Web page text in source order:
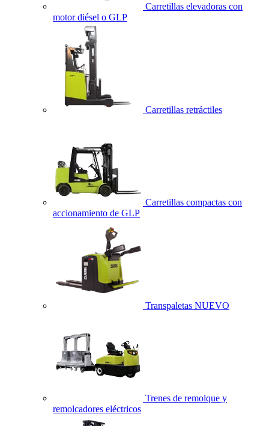
Carretillas elevadoras con
motor diésel o GLP
Carretillas retráctiles
Carretillas compactas con
accionamiento de GLP
Transpaletas NUEVO
Trenes de remolque y
remolcadores eléctricos